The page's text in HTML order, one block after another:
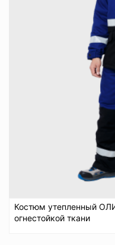
Костюм утепленный
огнестойкой ткани